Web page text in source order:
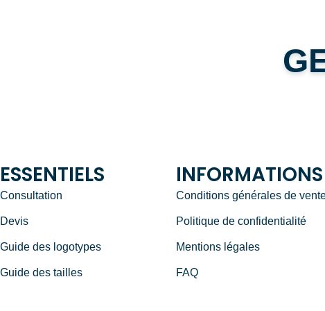
ESSENTIELS
Consultation
Devis
Guide des logotypes
Guide des tailles
INFORMATIONS
Conditions générales de
Politique de confidentialité
Mentions légales
FAQ